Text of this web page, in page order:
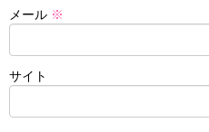
メール ※
サイト